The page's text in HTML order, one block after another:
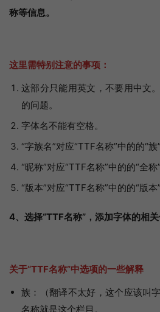
称等信息。
这里需特别注意的事项：
这部分只能用英文，不要用中文
的问题。
字体名不能有空格。
“字族名”对应“TTF名称”中的的“族”
“昵称”对应“TTF名称”中的的“全称”
“版本”对应“TTF名称”中的的“版本”
4、选择“TTF名称”，添加字体的相关
关于“TTF名称”中选项的一些解释
族：（翻译不太好，这个应该叫
名称就是这个栏目。